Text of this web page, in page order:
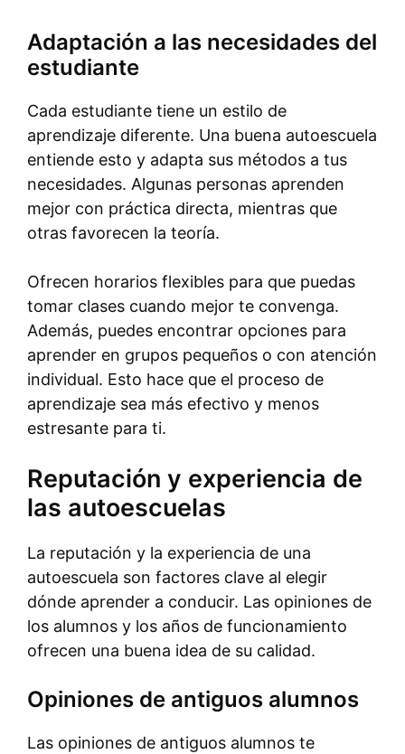
Adaptación a las necesidades del
estudiante
Cada estudiante tiene un estilo de
aprendizaje diferente. Una buena autoescuela
entiende esto y adapta sus métodos a tus
necesidades. Algunas personas aprenden
mejor con práctica directa, mientras que
otras favorecen la teoría.
Ofrecen horarios flexibles para que puedas
tomar clases cuando mejor te convenga.
Además, puedes encontrar opciones para
aprender en grupos pequeños o con atención
individual. Esto hace que el proceso de
aprendizaje sea más efectivo y menos
estresante para ti.
Reputación y experiencia de
las autoescuelas
La reputación y la experiencia de una
autoescuela son factores clave al elegir
dónde aprender a conducir. Las opiniones de
los alumnos y los años de funcionamiento
ofrecen una buena idea de su calidad.
Opiniones de antiguos alumnos
Las opiniones de antiguos alumnos te